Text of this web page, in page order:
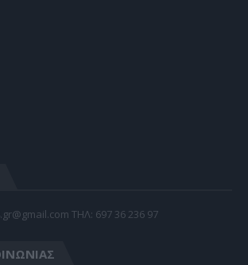
TΗΛ: 697 36 236 97